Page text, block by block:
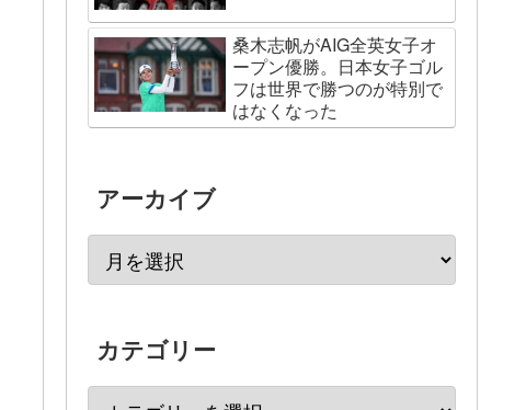
桑木志帆がAIG全英女子オ
ープン優勝。日本女子ゴル
フは世界で勝つのが特別で
はなくなった
アーカイブ
カテゴリー